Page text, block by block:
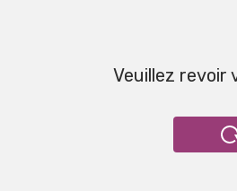
Veuillez revoir